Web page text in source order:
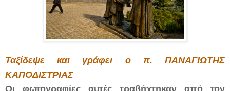
Ταξίδεψε και γράφει ο π. ΠΑΝΑΓΙΩΤΗΣ
ΚΑΠΟΔΙΣΤΡΙΑΣ
Οι φωτογραφίες αυτές τραβήχτηκαν από τον